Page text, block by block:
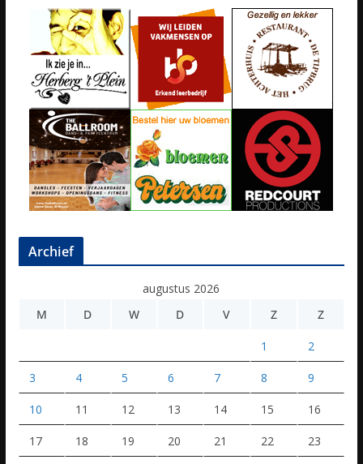
Archief
augustus 2026
M
D W D V Z Z
1 2
3 4 5 6 7 8 9
10 11 12 13 14 15 16
17 18 19 20 21 22 23